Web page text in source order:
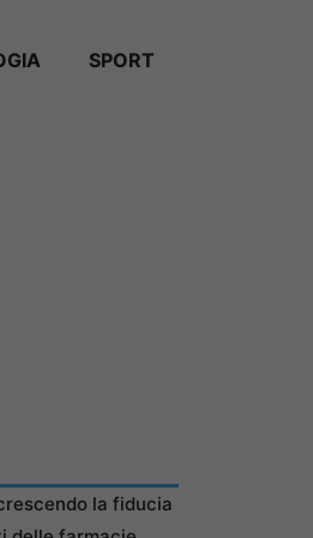
SPORT
la fiducia